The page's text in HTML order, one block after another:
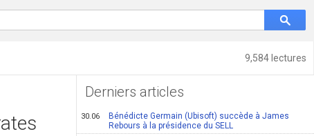
9,584 lectures
Derniers articles
30.06
Bénédicte Germain (Ubisoft) succède à James
Rebours à la présidence du SELL